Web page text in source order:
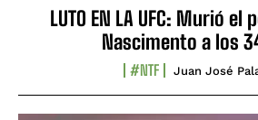
LUTO EN LA UFC: Murió el
Nascimento a los
#NTF Juan José